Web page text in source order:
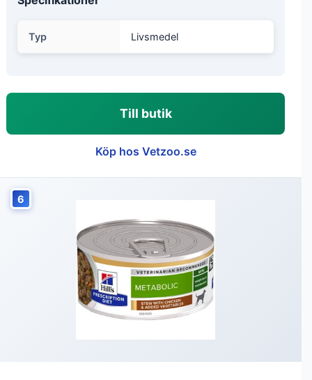
Typ Livsmedel
Till butik
Köp hos Vetzoo.se
6